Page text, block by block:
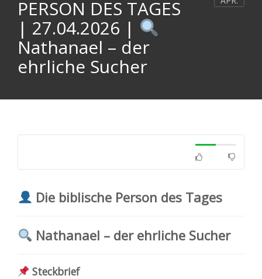
PERSON DES TAGES
| 27.04.2026 |
Nathanael – der
ehrliche Sucher
Die biblische Person des Tages
Nathanael – der ehrliche Sucher
Steckbrief